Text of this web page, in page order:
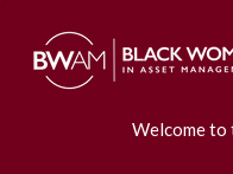
Welcome to